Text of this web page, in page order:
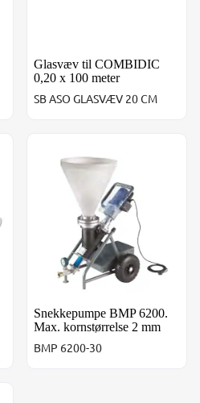
Glasvæv til COMBIDIC
0,20 x 100 meter
SB ASO GLASVÆV 20 CM
Snekkepumpe BMP 6200.
Max. kornstørrelse 2 mm
BMP 6200-30